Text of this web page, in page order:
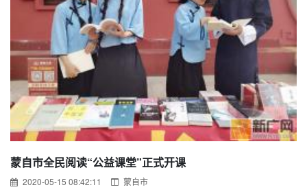
蒙自市全民阅读“公益课堂”正式开课
2020-05-15 08:42:11 蒙自市